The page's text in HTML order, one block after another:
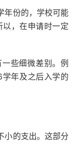
年份的，学校可能
，在申请时一定
些细微差别。例
年及之后入学的
小的支出。这部分